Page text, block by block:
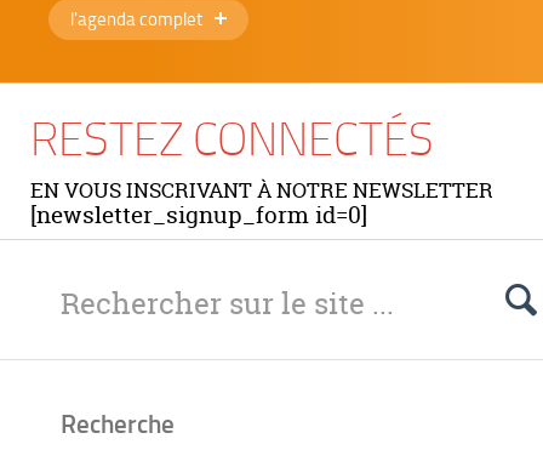
l'agenda complet
RESTEZ CONNECTÉS
EN VOUS INSCRIVANT À NOTRE NEWSLETTER
[newsletter_signup_form id=0]
Recherche